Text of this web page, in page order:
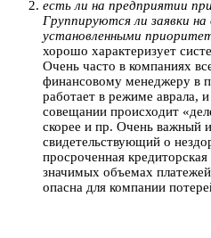
есть ли на предприятии
Группируются ли заявки
установленными
хорошо характеризует
Очень часто в компаниях
финансовому менеджеру в
работает в режиме аврала,
совещании происходит
скорее и пр. Очень важный
свидетельствующий о
просроченная
значимых объемах
опасна для компании